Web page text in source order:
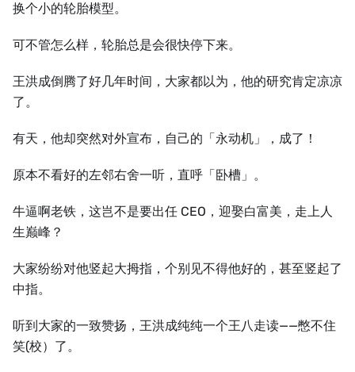
换个小的轮胎模型。
可不管怎么样，轮胎总是会很快停下来。
王洪成倒腾了好几年时间，大家都以为，他的研究肯定凉凉
了。
有天，他却突然对外宣布，自己的「永动机」，成了！
原本不看好的左邻右舍一听，直呼「卧槽」。
牛逼啊老铁，这岂不是要出任 CEO，迎娶白富美，走上人
生巅峰？
大家纷纷对他竖起大拇指，个别见不得他好的，甚至竖起了
中指。
听到大家的一致赞扬，王洪成纯纯一个王八走读——憋不住
笑(校）了。